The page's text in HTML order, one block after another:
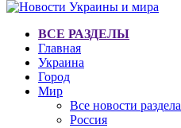
ВСЕ РАЗДЕЛЫ
Главная
Украина
Город
Мир
Все новости раздела
Россия